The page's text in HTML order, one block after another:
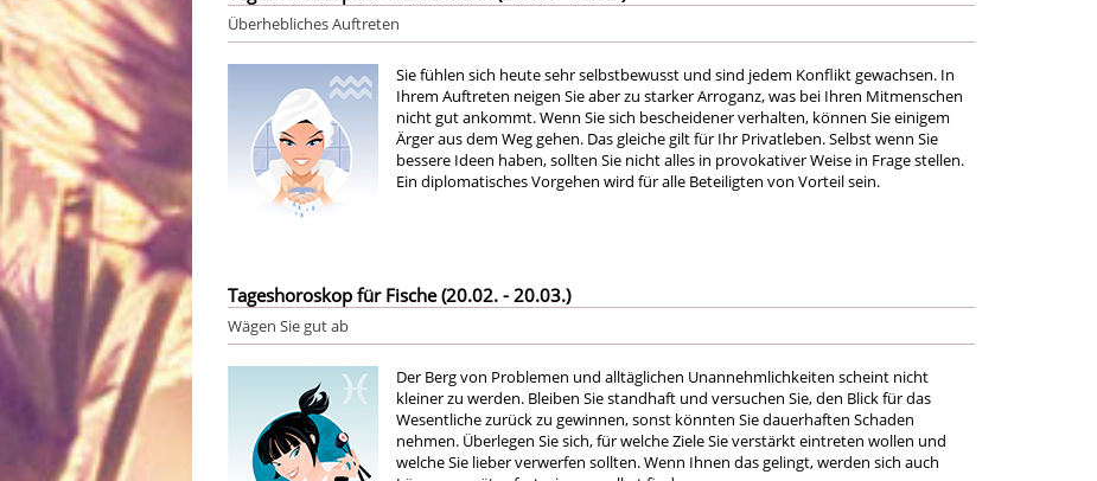
Überhebliches Auftreten
Sie fühlen sich heute sehr selbstbewusst und sind jedem Konflikt gewachsen. In
Ihrem Auftreten neigen Sie aber zu starker Arroganz, was bei Ihren Mitmenschen
nicht gut ankommt. Wenn Sie sich bescheidener verhalten, können Sie einigem
Ärger aus dem Weg gehen. Das gleiche gilt für Ihr Privatleben. Selbst wenn Sie
bessere Ideen haben, sollten Sie nicht alles in provokativer Weise in Frage stellen.
Ein diplomatisches Vorgehen wird für alle Beteiligten von Vorteil sein.
Tageshoroskop für Fische (20.02. - 20.03.)
Wägen Sie gut ab
Der Berg von Problemen und alltäglichen Unannehmlichkeiten scheint nicht
kleiner zu werden. Bleiben Sie standhaft und versuchen Sie, den Blick für das
Wesentliche zurück zu gewinnen, sonst könnten Sie dauerhaften Schaden
nehmen. Überlegen Sie sich, für welche Ziele Sie verstärkt eintreten wollen und
welche Sie lieber verwerfen sollten. Wenn Ihnen das gelingt, werden sich auch